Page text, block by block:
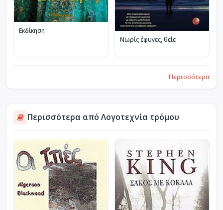
Εκδίκηση
Νωρίς έφυγες, θείε
Περισσότερα
Περισσότερα από Λογοτεχνία τρόμου